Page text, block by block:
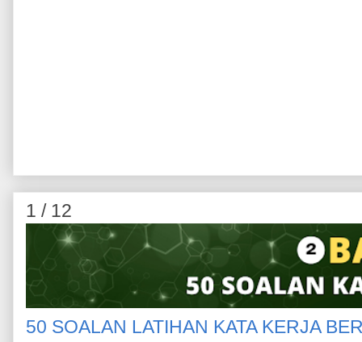
1 / 12
50 SOALAN LATIHAN KATA KERJA